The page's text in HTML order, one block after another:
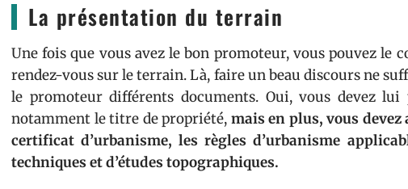
La présentation du terrain
Une fois que vous avez le bon promoteur, vous pouvez le
rendez-vous sur le terrain. Là, faire un beau discours ne
le promoteur différents documents. Oui, vous devez lui
notamment le titre de propriété, mais en plus, vous
certificat d’urbanisme, les règles d’urbanisme
techniques et d’études topographiques.